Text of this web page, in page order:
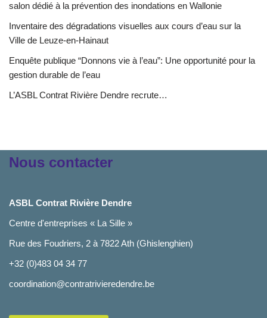
salon dédié à la prévention des inondations en Wallonie
Inventaire des dégradations visuelles aux cours d’eau sur la
Ville de Leuze-en-Hainaut
Enquête publique “Donnons vie à l’eau”: Une opportunité pour la
gestion durable de l’eau
L’ASBL Contrat Rivière Dendre recrute…
Nous contacter
ASBL Contrat Rivière Dendre
Centre d'entreprises « La Sille »
Rue des Foudriers, 2 à 7822 Ath (Ghislenghien)
+32 (0)483 04 34 77
coordination@contratrivieredendre.be